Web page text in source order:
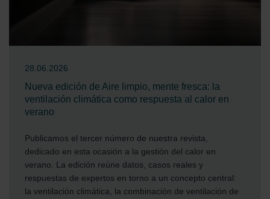
28.06.2026
Nueva edición de Aire limpio, mente fresca: la
ventilación climática como respuesta al calor en
verano
Publicamos el tercer número de nuestra revista,
dedicado en esta ocasión a la gestión del calor en
verano. La edición reúne datos, casos reales y
respuestas de expertos en torno a un concepto central:
la ventilación climática, la combinación de ventilación de